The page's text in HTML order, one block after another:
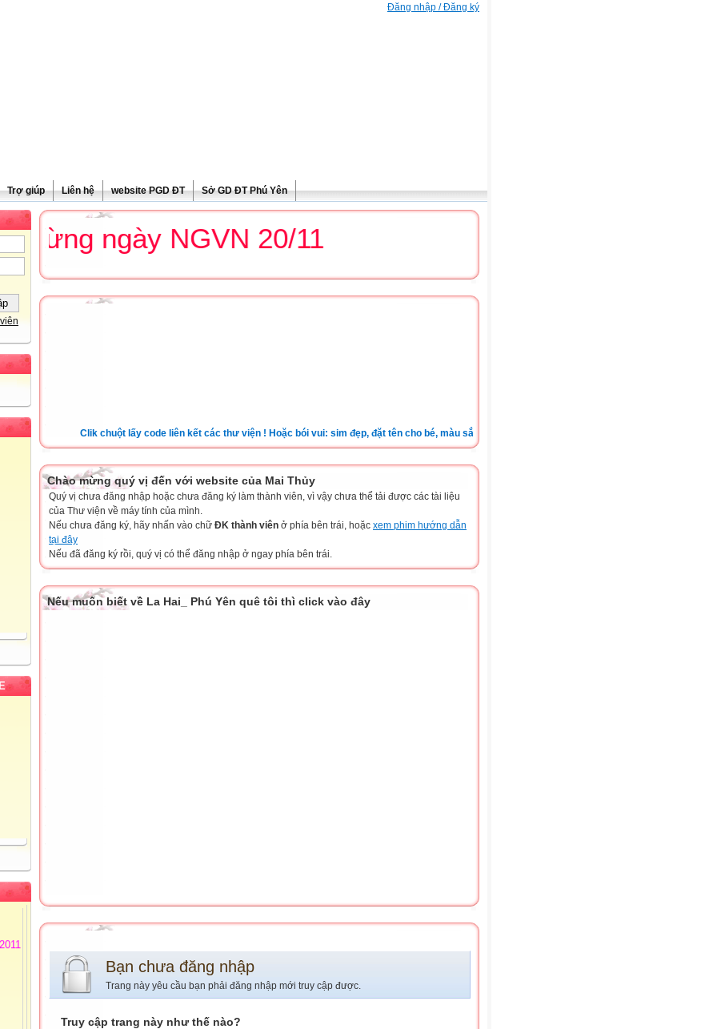
Đăng nhập / Đăng ký
Trợ giúp Liên hệ website PGD ĐT Sở GD ĐT Phú Yên
3 -
ngày NGVN 20/11
Clik chuột lấy code liên kết các thư viện ! Hoặc bói vui: sim đẹp, đặt tên cho bé, màu sắc xe, nốt ruồi, xem tuổi.v.v.v )
Chào mừng quý vị đến với website của Mai Thủy
Quý vị chưa đăng nhập hoặc chưa đăng ký làm thành viên, vì vậy chưa thể tải được các tài liệu
của Thư viện về máy tính của mình.
Nếu chưa đăng ký, hãy nhấn vào chữ ĐK thành viên ở phía bên trái, hoặc xem phim hướng dẫn
tại đây
Nếu đã đăng ký rồi, quý vị có thể đăng nhập ở ngay phía bên trái.
Nếu muốn biết về La Hai_ Phú Yên quê tôi thì click vào đây
Bạn chưa đăng nhập
Trang này yêu cầu bạn phải đăng nhập mới truy cập được.
Truy cập trang này như thế nào?